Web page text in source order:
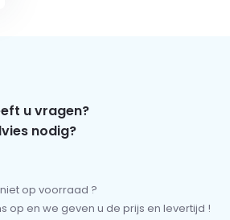
u vragen?
nodig?
op voorraad ?
op en we geven u de prijs en levertijd !